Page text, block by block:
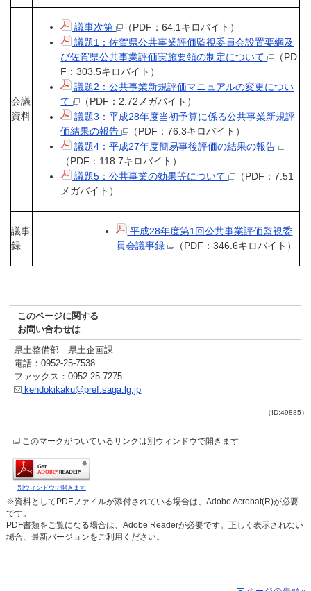
会議
資料
議事次第
（PDF：64.1キロバイト）
議題1：佐賀県公共事業評価監視委員会設置要綱及
び佐賀県公共事業評価実施要領の制定について
（PD
F：303.5キロバイト）
議題2：公共事業新規評価マニュアルの変更につい
て
（PDF：2.72メガバイト）
議題3：平成28年度当初予算に係る公共事業新規評
価結果の報告
（PDF：76.3キロバイト）
議題4：平成27年度簡易事後評価の結果の報告
（PDF：118.7キロバイト）
議題5：公共事業の効果等について
（PDF：7.51
メガバイト）
議事
録
平成28年度第1回公共事業評価監視委
員会議事録
（PDF：346.6キロバイト）
このページに関する
お問い合わせは
県土整備部 県土企画課
電話：0952-25-7538
ファックス：0952-25-7275
kendokikaku@pref.saga.lg.jp
（ID:49885）
このマークがついているリンクは別ウィンドウで開きます
別ウィンドウで開きます
※資料としてPDFファイルが添付されている場合は、Adobe Acrobat(R)が必要
です。
PDF書類をご覧になる場合は、Adobe Readerが必要です。正しく表示されない
場合、最新バージョンをご利用ください。